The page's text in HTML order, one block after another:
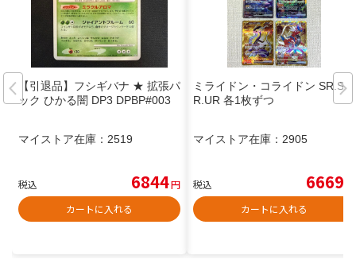
【引退品】フシギバナ ★ 拡張パ
ック ひかる闇 DP3 DPBP#003
マイストア在庫： 2519
税込 6844円
カートに入れる
ミライドン・コライドン SR.SA
R.UR 各1枚ずつ
マイストア在庫： 2905
税込 6669
カートに入れる